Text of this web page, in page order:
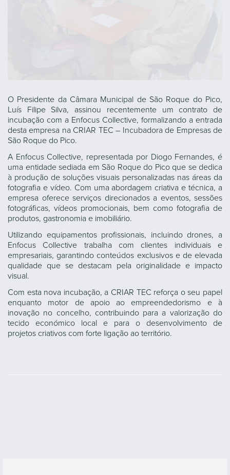
O Presidente da Câmara Municipal de São Roque do Pico,
Luís Filipe Silva, assinou recentemente um contrato de
incubação com a Enfocus Collective, formalizando a entrada
desta empresa na CRIAR TEC – Incubadora de Empresas de
São Roque do Pico.
A Enfocus Collective, representada por Diogo Fernandes, é
uma entidade sediada em São Roque do Pico que se dedica
à produção de soluções visuais personalizadas nas áreas da
fotografia e vídeo. Com uma abordagem criativa e técnica, a
empresa oferece serviços direcionados a eventos, sessões
fotográficas, vídeos promocionais, bem como fotografia de
produtos, gastronomia e imobiliário.
Utilizando equipamentos profissionais, incluindo drones, a
Enfocus Collective trabalha com clientes individuais e
empresariais, garantindo conteúdos exclusivos e de elevada
qualidade que se destacam pela originalidade e impacto
visual.
Com esta nova incubação, a CRIAR TEC reforça o seu papel
enquanto motor de apoio ao empreendedorismo e à
inovação no concelho, contribuindo para a valorização do
tecido económico local e para o desenvolvimento de
projetos criativos com forte ligação ao território.